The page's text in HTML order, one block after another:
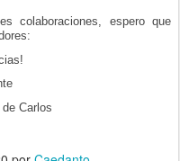
colaboraciones, espero que
Carlos